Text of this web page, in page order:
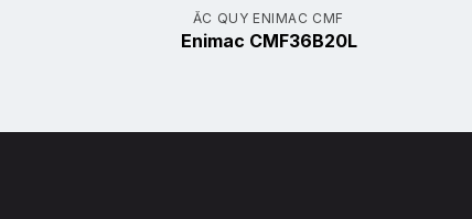
ẮC QUY ENIMAC CMF
Enimac CMF36B20L